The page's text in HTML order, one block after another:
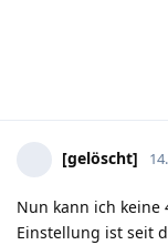
[gelöscht]
Nun kann ich keine
Einstellung ist seit